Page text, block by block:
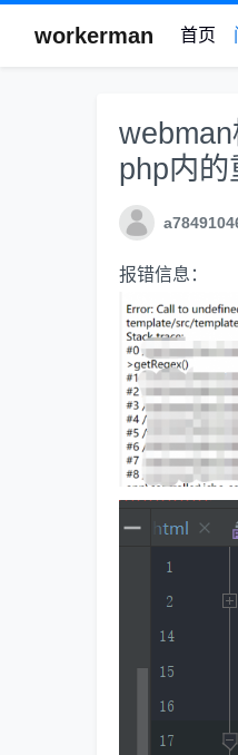
workerman 首页
php内的
报错信息：